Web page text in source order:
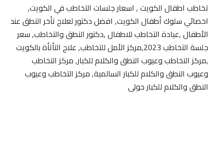
تخاطب اطفال الكويت , اسعار جلسات التخاطب في الكويت,
اخصائي سلوك أطفال الكويت, افضل دكتور لعلاج تأخر النطق عند
الأطفال ,عيادة التخاطب للاطفال ,دكتور النطق والتخاطب, سعر
جلسة التخاطب 2023,مركز الأمل للتخاطب, علاج التأتأة بالكويت
,مركز التخاطب وعيوب النطق والكلام للكبار, مركز التخاطب
وعيوب النطق والكلام للكبار السالمية, مركز التخاطب وعيوب
النطق والكلام للكبار حولى